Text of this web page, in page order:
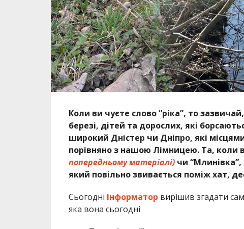
Коли ви чуєте слово “ріка”, то
березі, дітей та дорослих, які
широкий Дністер чи Дніпро, які
порівняно з нашою Лімницею. Та, коли
попередньому матеріалі) чи
який повільно звивається поміж хат,
Сьогодні Інформатор вирішив згадати
яка вона сьогодні